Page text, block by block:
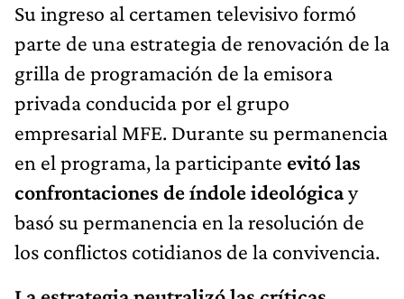
Su ingreso al certamen televisivo formó
parte de una estrategia de renovación de la
grilla de programación de la emisora
privada conducida por el grupo
empresarial MFE. Durante su permanencia
en el programa, la participante evitó las
confrontaciones de índole ideológicay
basó su permanencia en la resolución de
los conflictos cotidianos de la convivencia.